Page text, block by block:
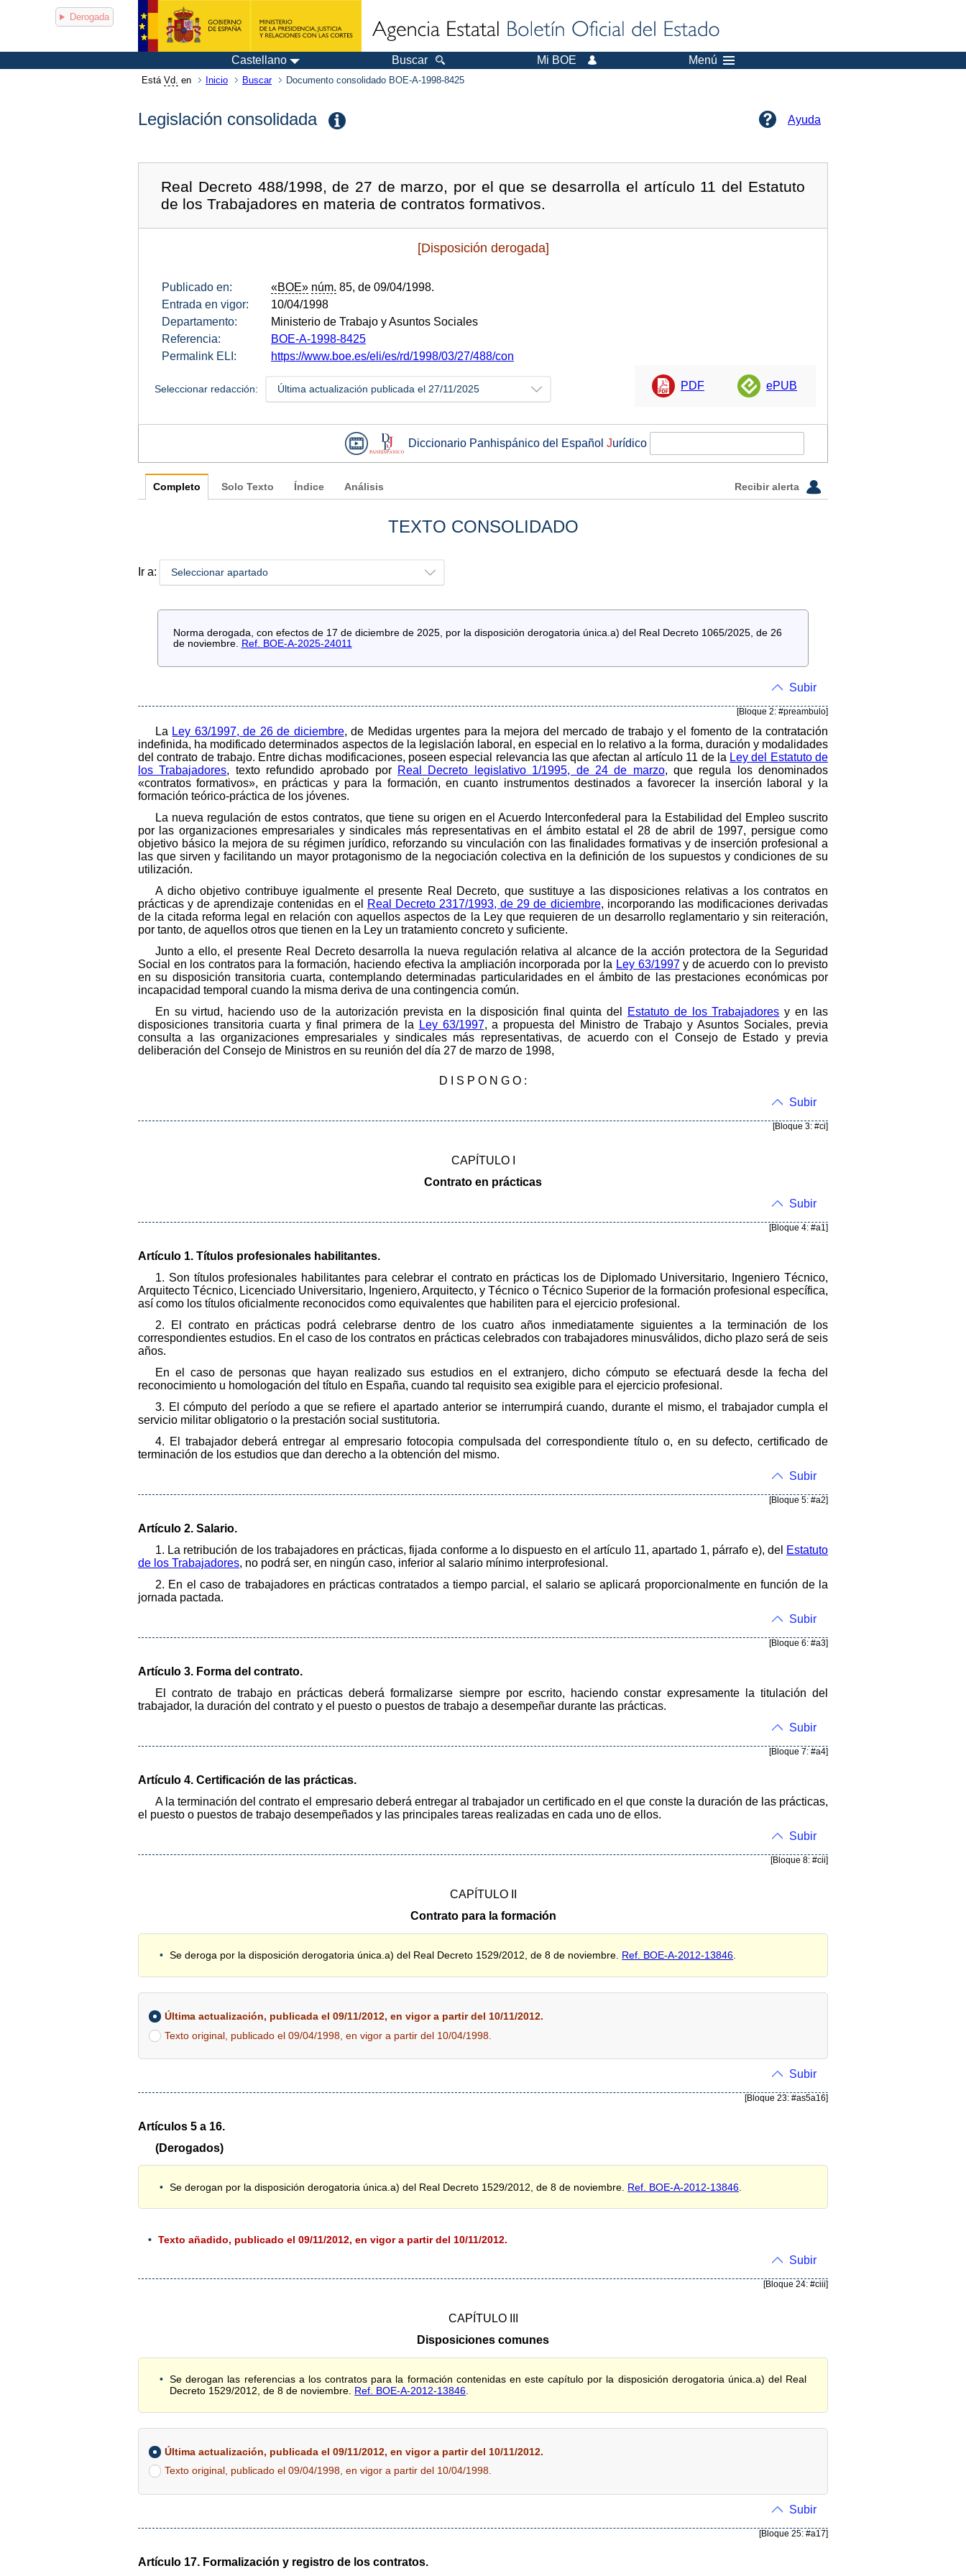
Castellano Buscar Mi BOE Menú
Está Vd. en Inicio Buscar Documento consolidado BOE-A-1998-8425
Legislación consolidada Ayuda
Real Decreto 488/1998, de 27 de marzo, por el que se desarrolla el artículo 11 del Estatuto
de los Trabajadores en materia de contratos formativos.
[Disposición derogada]
Publicado en: «BOE» núm. 85, de 09/04/1998.
Entrada en vigor:
10/04/1998
Departamento:
Ministerio de Trabajo y Asuntos Sociales
Referencia:
BOE-A-1998-8425
Permalink ELI:
https://www.boe.es/eli/es/rd/1998/03/27/488/con
Seleccionar redacción: Última actualización publicada el 27/11/2025 PDF ePUB
Diccionario Panhispánico del Español Jurídico
Completo Solo Texto Índice Análisis Recibir alerta
Derogada
TEXTO CONSOLIDADO
Ir a: Seleccionar apartado
Norma derogada, con efectos de 17 de diciembre de 2025, por la disposición derogatoria única.a) del Real Decreto 1065/2025, de 26
de noviembre. Ref. BOE-A-2025-24011
Subir
[Bloque 2: #preambulo]
La Ley 63/1997, de 26 de diciembre, de Medidas urgentes para la mejora del mercado de trabajo y el fomento de la contratación
indefinida, ha modificado determinados aspectos de la legislación laboral, en especial en lo relativo a la forma, duración y modalidades
del contrato de trabajo. Entre dichas modificaciones, poseen especial relevancia las que afectan al artículo 11 de la Ley del Estatuto de
los Trabajadores, texto refundido aprobado por Real Decreto legislativo 1/1995, de 24 de marzo, que regula los denominados
«contratos formativos», en prácticas y para la formación, en cuanto instrumentos destinados a favorecer la inserción laboral y la
formación teórico-práctica de los jóvenes.
La nueva regulación de estos contratos, que tiene su origen en el Acuerdo Interconfederal para la Estabilidad del Empleo suscrito
por las organizaciones empresariales y sindicales más representativas en el ámbito estatal el 28 de abril de 1997, persigue como
objetivo básico la mejora de su régimen jurídico, reforzando su vinculación con las finalidades formativas y de inserción profesional a
las que sirven y facilitando un mayor protagonismo de la negociación colectiva en la definición de los supuestos y condiciones de su
utilización.
A dicho objetivo contribuye igualmente el presente Real Decreto, que sustituye a las disposiciones relativas a los contratos en
prácticas y de aprendizaje contenidas en el
Real Decreto 2317/1993, de 29 de diciembre, incorporando las modificaciones derivadas
de la citada reforma legal en relación con aquellos aspectos de la Ley que requieren de un desarrollo reglamentario y sin reiteración,
por tanto, de aquellos otros que tienen en la Ley un tratamiento concreto y suficiente.
Junto a ello, el presente Real Decreto desarrolla la nueva regulación relativa al alcance de la acción protectora de la Seguridad
Social en los contratos para la formación, haciendo efectiva la ampliación incorporada por la Ley 63/1997y de acuerdo con lo previsto
en su disposición transitoria cuarta, contemplando determinadas particularidades en el ámbito de las prestaciones económicas por
incapacidad temporal cuando la misma deriva de una contingencia común.
En su virtud, haciendo uso de la autorización prevista en la disposición final quinta del
Estatuto de los Trabajadores y en las
disposiciones transitoria cuarta y final primera de la
Ley 63/1997, a propuesta del Ministro de Trabajo y Asuntos Sociales, previa
consulta a las organizaciones empresariales y sindicales más representativas, de acuerdo con el Consejo de Estado y previa
deliberación del Consejo de Ministros en su reunión del día 27 de marzo de 1998,
D I S P O N G O :
Subir
[Bloque 3: #ci]
CAPÍTULO I
Contrato en prácticas
Subir
[Bloque 4: #a1]
Artículo 1. Títulos profesionales habilitantes.
1. Son títulos profesionales habilitantes para celebrar el contrato en prácticas los de Diplomado Universitario, Ingeniero Técnico,
Arquitecto Técnico, Licenciado Universitario, Ingeniero, Arquitecto, y Técnico o Técnico Superior de la formación profesional específica,
así como los títulos oficialmente reconocidos como equivalentes que habiliten para el ejercicio profesional.
2. El contrato en prácticas podrá celebrarse dentro de los cuatro años inmediatamente siguientes a la terminación de los
correspondientes estudios. En el caso de los contratos en prácticas celebrados con trabajadores minusválidos, dicho plazo será de seis
años.
En el caso de personas que hayan realizado sus estudios en el extranjero, dicho cómputo se efectuará desde la fecha del
reconocimiento u homologación del título en España, cuando tal requisito sea exigible para el ejercicio profesional.
3. El cómputo del período a que se refiere el apartado anterior se interrumpirá cuando, durante el mismo, el trabajador cumpla el
servicio militar obligatorio o la prestación social sustitutoria.
4. El trabajador deberá entregar al empresario fotocopia compulsada del correspondiente título o, en su defecto, certificado de
terminación de los estudios que dan derecho a la obtención del mismo.
Subir
[Bloque 5: #a2]
Artículo 2. Salario.
1. La retribución de los trabajadores en prácticas, fijada conforme a lo dispuesto en el artículo 11, apartado 1, párrafo e), del Estatuto
de los Trabajadores, no podrá ser, en ningún caso, inferior al salario mínimo interprofesional.
2. En el caso de trabajadores en prácticas contratados a tiempo parcial, el salario se aplicará proporcionalmente en función de la
jornada pactada.
Subir
[Bloque 6: #a3]
Artículo 3. Forma del contrato.
El contrato de trabajo en prácticas deberá formalizarse siempre por escrito, haciendo constar expresamente la titulación del
trabajador, la duración del contrato y el puesto o puestos de trabajo a desempeñar durante las prácticas.
Subir
[Bloque 7: #a4]
Artículo 4. Certificación de las prácticas.
A la terminación del contrato el empresario deberá entregar al trabajador un certificado en el que conste la duración de las prácticas,
el puesto o puestos de trabajo desempeñados y las principales tareas realizadas en cada uno de ellos.
Subir
[Bloque 8: #cii]
CAPÍTULO II
Contrato para la formación
Se deroga por la disposición derogatoria única.a) del Real Decreto 1529/2012, de 8 de noviembre. Ref. BOE-A-2012-13846.
Última actualización, publicada el 09/11/2012, en vigor a partir del 10/11/2012.
Texto original, publicado el 09/04/1998, en vigor a partir del 10/04/1998.
Subir
[Bloque 23: #as5a16]
Artículos 5 a 16.
(Derogados)
Se derogan por la disposición derogatoria única.a) del Real Decreto 1529/2012, de 8 de noviembre. Ref. BOE-A-2012-13846
Texto añadido, publicado el 09/11/2012, en vigor a partir del 10/11/2012.
Subir
[Bloque 24: #ciii]
CAPÍTULO III
Disposiciones comunes
Se derogan las referencias a los contratos para la formación contenidas en este capítulo por la disposición derogatoria única.a) del Real
Decreto 1529/2012, de 8 de noviembre. Ref. BOE-A-2012-13846.
Última actualización, publicada el 09/11/2012, en vigor a partir del 10/11/2012.
Texto original, publicado el 09/04/1998, en vigor a partir del 10/04/1998.
Subir
[Bloque 25: #a17]
Artículo 17. Formalización y registro de los contratos.